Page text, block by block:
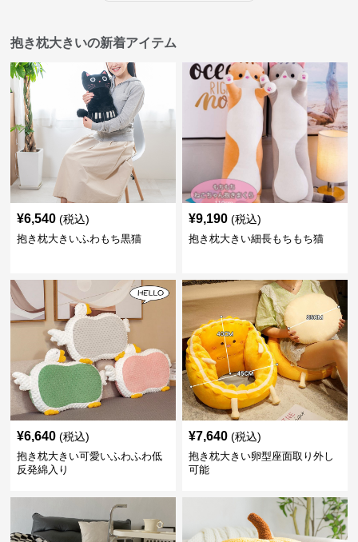
抱き枕大きいの新着アイテム
¥6,540 (税込)
抱き枕大きいふわもち黒猫
¥9,190 (税込)
抱き枕大きい細長もちもち猫
¥6,640 (税込)
抱き枕大きい可愛いふわふわ低
反発綿入り
¥7,640 (税込)
抱き枕大きい卵型座面取り外し
可能